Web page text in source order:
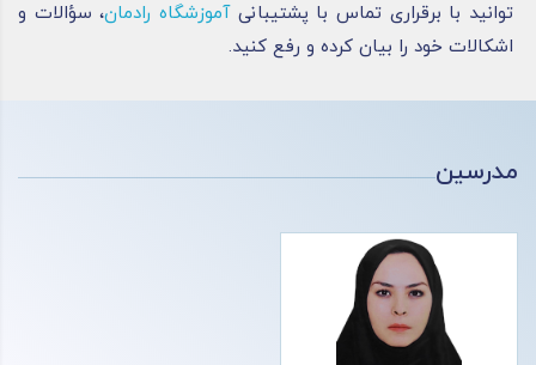
توانید با برقراری تماس با پشتیبانیآموزشگاه رادمان، سؤالات و
اشکالات خود را بیان کرده و رفع کنید.
مدرسین